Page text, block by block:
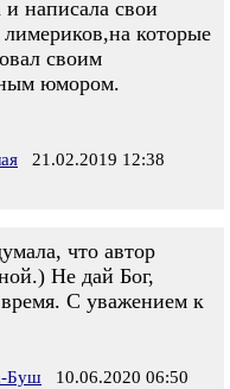
написала свои
которые
своим
юмором.
21.02.2019 12:38
что автор
Не дай Бог,
С уважением к
Буш 10.06.2020 06:50